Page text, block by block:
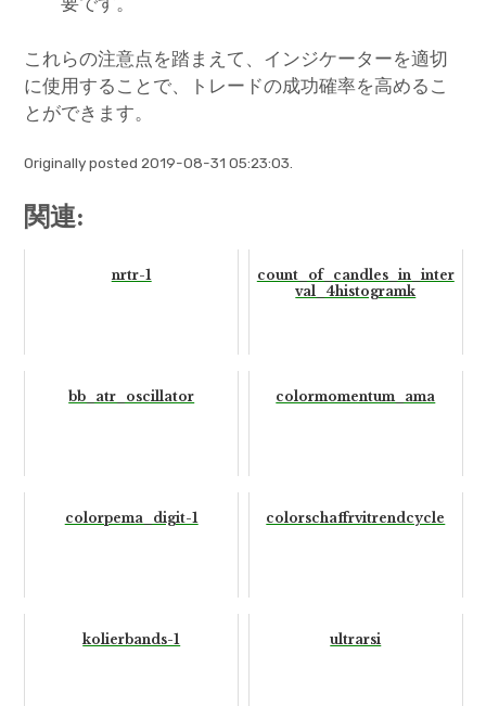
これらの注意点を踏まえて、インジケーターを適切
に使用することで、トレードの成功確率を高めるこ
とができます。
Originally posted 2019-08-31 05:23:03.
関連:
nrtr-1
count_of_candles_in_inter
val_4histogramk
bb_atr_oscillator colormomentum_ama
colorpema_digit-1 colorschaffrvitrendcycle
kolierbands-1 ultrarsi